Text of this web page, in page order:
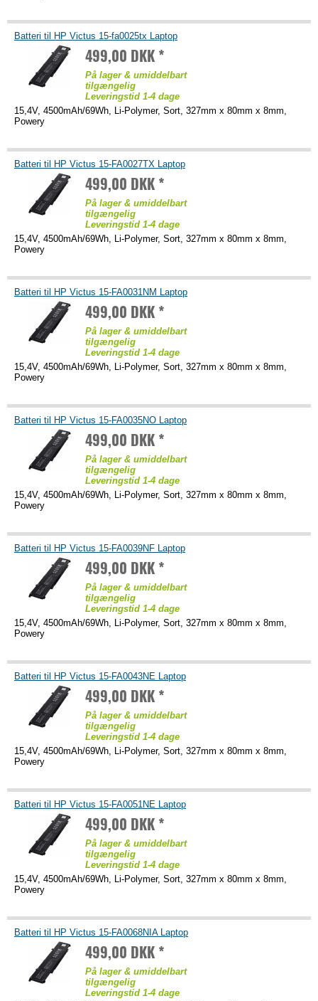
Batteri til HP Victus 15-fa0025tx Laptop
499,00 DKK *
På lager & umiddelbart
tilgængelig
Leveringstid 1-4 dage
15,4V, 4500mAh/69Wh, Li-Polymer, Sort, 327mm x 80mm x 8mm,
Powery
Batteri til HP Victus 15-FA0027TX Laptop
499,00 DKK *
På lager & umiddelbart
tilgængelig
Leveringstid 1-4 dage
15,4V, 4500mAh/69Wh, Li-Polymer, Sort, 327mm x 80mm x 8mm,
Powery
Batteri til HP Victus 15-FA0031NM Laptop
499,00 DKK *
På lager & umiddelbart
tilgængelig
Leveringstid 1-4 dage
15,4V, 4500mAh/69Wh, Li-Polymer, Sort, 327mm x 80mm x 8mm,
Powery
Batteri til HP Victus 15-FA0035NO Laptop
499,00 DKK *
På lager & umiddelbart
tilgængelig
Leveringstid 1-4 dage
15,4V, 4500mAh/69Wh, Li-Polymer, Sort, 327mm x 80mm x 8mm,
Powery
Batteri til HP Victus 15-FA0039NF Laptop
499,00 DKK *
På lager & umiddelbart
tilgængelig
Leveringstid 1-4 dage
15,4V, 4500mAh/69Wh, Li-Polymer, Sort, 327mm x 80mm x 8mm,
Powery
Batteri til HP Victus 15-FA0043NE Laptop
499,00 DKK *
På lager & umiddelbart
tilgængelig
Leveringstid 1-4 dage
15,4V, 4500mAh/69Wh, Li-Polymer, Sort, 327mm x 80mm x 8mm,
Powery
Batteri til HP Victus 15-FA0051NE Laptop
499,00 DKK *
På lager & umiddelbart
tilgængelig
Leveringstid 1-4 dage
15,4V, 4500mAh/69Wh, Li-Polymer, Sort, 327mm x 80mm x 8mm,
Powery
Batteri til HP Victus 15-FA0068NIA Laptop
499,00 DKK *
På lager & umiddelbart
tilgængelig
Leveringstid 1-4 dage